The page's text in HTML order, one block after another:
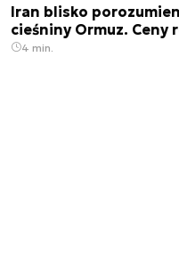
Iran blisko
cieśniny Ormuz. Ceny
4 min.